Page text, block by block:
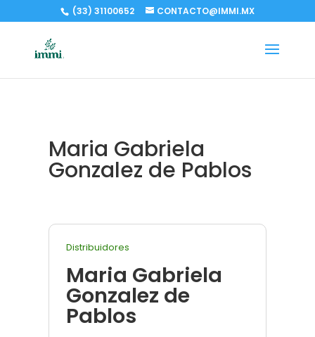
(33) 31100652 CONTACTO@IMMI.MX
Maria Gabriela
Gonzalez de Pablos
Distribuidores
Maria Gabriela
Gonzalez de
Pablos